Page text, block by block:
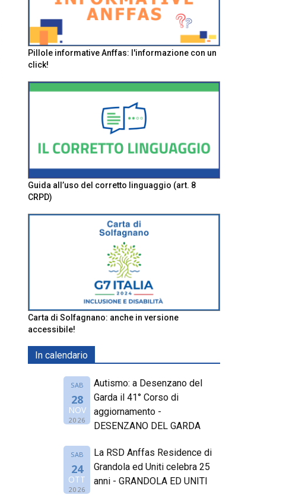
Pillole informative Anffas: l'informazione con un
click!
Guida all’uso del corretto linguaggio (art. 8
CRPD)
Carta di Solfagnano: anche in versione
accessibile!
In calendario
SAB
28
NOV
2026
Autismo: a Desenzano del
Garda il 41° Corso di
aggiornamento -
DESENZANO DEL GARDA
SAB
24
OTT
2026
La RSD Anffas Residence di
Grandola ed Uniti celebra 25
anni - GRANDOLA ED UNITI